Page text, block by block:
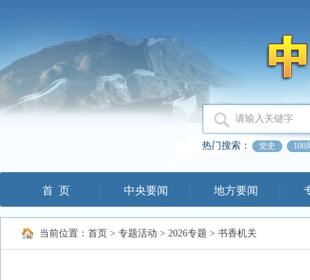
热门搜索： 党史 100
首 页 中央要闻 地方要闻
当前位置： 首页 > 专题活动 > 2026专题 > 书香机关